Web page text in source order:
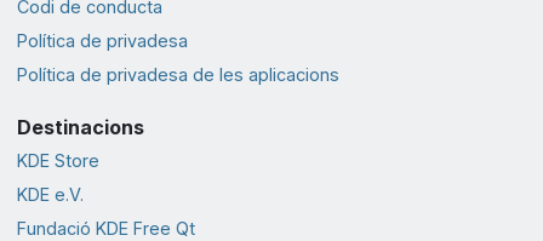
Codi de conducta
Política de privadesa
Política de privadesa de les aplicacions
Destinacions
KDE Store
KDE e.V.
Fundació KDE Free Qt